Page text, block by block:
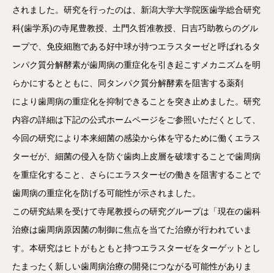
されました。研究を行ったのは、新潟大学大学院医歯学総合研究
科(歯学系)の寺尾豊教授、土門久哲准教授、日吉巧助教らのグル
ープで、免疫細胞である好中球が持つエラスターゼと呼ばれるタ
ンパク質分解酵素が歯周病の重症化を引き起こすメカニズムを明
らかにするとともに、同タンパク質分解酵素を阻害する薬剤
により歯周病の重症化を抑制できることを突き止めました。研究
内容の詳細は下記の公式ホームページをご参照いただくとして、
今回の研究により本来細菌の感染から体を守るために働くエラス
ターゼが、細菌の侵入を防ぐ歯肉上皮層を破壊することで歯周病
を重症化すること、さらにエラスターゼの働きを阻害することで
歯周病の重症化を防げる可能性が示されました。
この研究結果を受けて寺尾教授らの研究グループは「現在の歯科
治療は歯周病原因菌の制御に焦点を当てた治療が行われていま
す。本研究はヒトがもともと持つエラスターゼをターゲットとし
たまったく新しい歯周病治療の開発につながる可能性がありま